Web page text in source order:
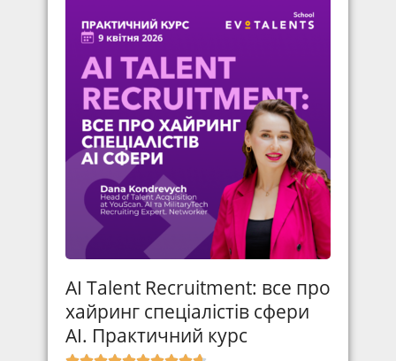
AI Talent Recruitment: все про
хайринг спеціалістів сфери
АІ. Практичний курс